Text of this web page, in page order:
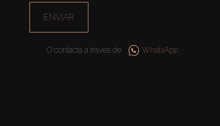
ENVIAR
O contacta a través de WhatsApp